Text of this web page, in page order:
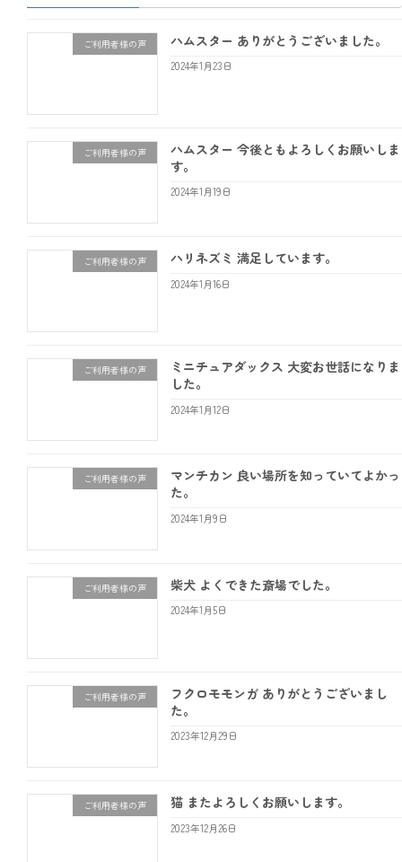
ご利用者様の声 ハムスター ありがとうございました。
2024年1月23日
ご利用者様の声
ハムスター 今後ともよろしくお願いしま
す。
2024年1月19日
ご利用者様の声 ハリネズミ 満足しています。
2024年1月16日
ご利用者様の声
ミニチュアダックス 大変お世話になりま
した。
2024年1月12日
ご利用者様の声
マンチカン 良い場所を知っていてよかっ
た。
2024年1月9日
ご利用者様の声 柴犬 よくできた斎場でした。
2024年1月5日
ご利用者様の声
フクロモモンガ ありがとうございまし
た。
2023年12月29日
ご利用者様の声 猫 またよろしくお願いします。
2023年12月26日